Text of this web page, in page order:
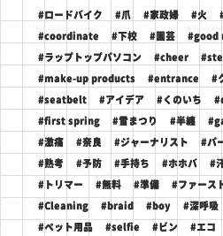
#ロードバイク #爪 #家政婦 #火
#coordinate #下校 #園芸 #good
#ラップトップパソコン #cheer
#make-up products #entrance #
#seatbelt #アイデア #くのいち
#first spring #雪まつり #半纏
#激痛 #奈良 #ジャーナリスト #パ
#熟考 #予防 #手持ち #ホホバ #
#トリマー #無料 #準備 #ファース
#Cleaning #braid #boy #深呼吸
#ペット用品 #selfie #ビン #エコ